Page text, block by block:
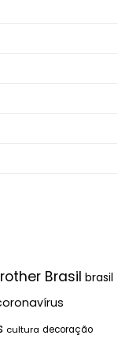
Brasil brasil
cultura decoração